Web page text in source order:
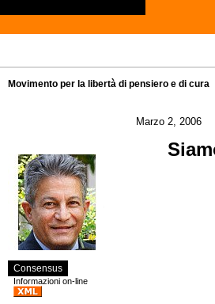
Movimento per la libertà di pensiero e di cura
Consensus
Informazioni on-line
Marzo 2, 2006